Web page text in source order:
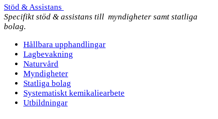
Stöd & Assistans
Specifikt stöd & assistans till myndigheter samt statliga
bolag.
Hållbara upphandlingar
Lagbevakning
Naturvård
Myndigheter
Statliga bolag
Systematiskt kemikaliearbete
Utbildningar